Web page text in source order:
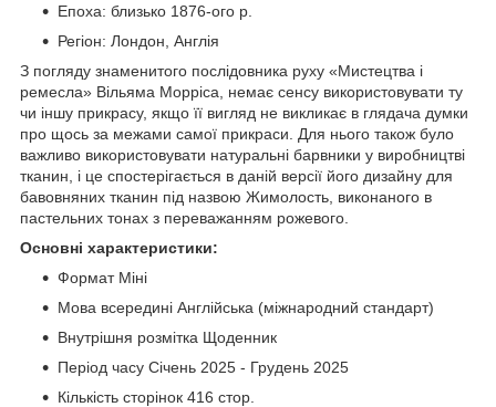
Епоха: близько 1876-ого р.
Регіон: Лондон, Англія
З погляду знаменитого послідовника руху «Мистецтва і
ремесла» Вільяма Морріса, немає сенсу використовувати ту
чи іншу прикрасу, якщо її вигляд не викликає в глядача думки
про щось за межами самої прикраси. Для нього також було
важливо використовувати натуральні барвники у виробництві
тканин, і це спостерігається в даній версії його дизайну для
бавовняних тканин під назвою Жимолость, виконаного в
пастельних тонах з переважанням рожевого.
Основні характеристики:
Формат Міні
Мова всередині Англійська (міжнародний стандарт)
Внутрішня розмітка Щоденник
Період часу Січень 2025 - Грудень 2025
Кількість сторінок 416 стор.